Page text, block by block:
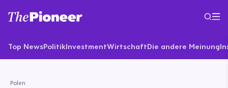
Top NewsPolitikInvestmentWirtschaftDie andere Meinung
Polen